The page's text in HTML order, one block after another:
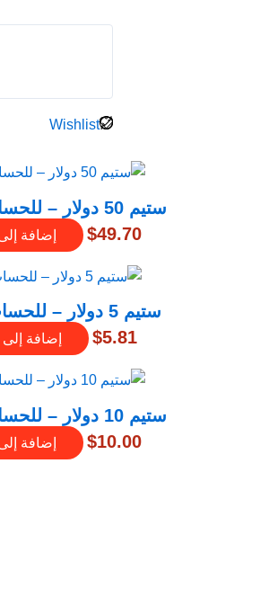
Wishlist
ستيم 50 دولار – للحساب الأمريكي
$49.70 إضافة
ستيم 5 دولار – للحساب الأمريكي
$5.81 إضافة
ستيم 10 دولار – للحساب الأمريكي
$10.00 إضافة